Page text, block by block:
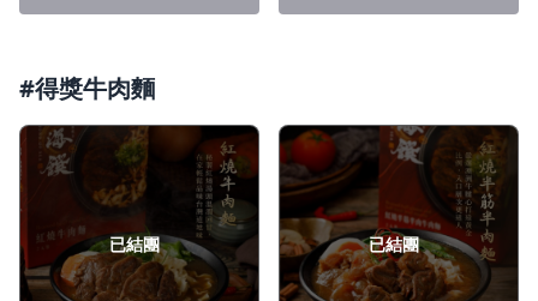
#得獎牛肉麵
已結團 已結團